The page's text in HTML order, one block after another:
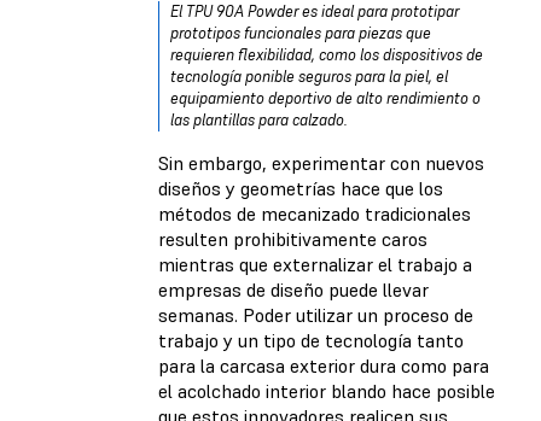
El TPU 90A Powder es ideal para prototipar
prototipos funcionales para piezas que
requieren flexibilidad, como los dispositivos de
tecnología ponible seguros para la piel, el
equipamiento deportivo de alto rendimiento o
las plantillas para calzado.
Sin embargo, experimentar con nuevos
diseños y geometrías hace que los
métodos de mecanizado tradicionales
resulten prohibitivamente caros
mientras que externalizar el trabajo a
empresas de diseño puede llevar
semanas. Poder utilizar un proceso de
trabajo y un tipo de tecnología tanto
para la carcasa exterior dura como para
el acolchado interior blando hace posible